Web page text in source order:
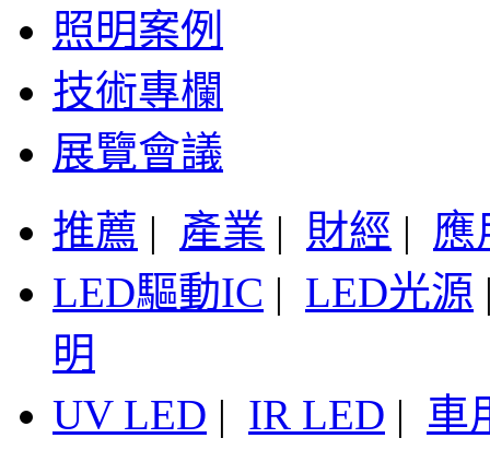
照明案例
技術專欄
展覽會議
推薦 | 產業 | 財經 | 應
LED驅動IC | LED光源
明
UV LED | IR LED | 車